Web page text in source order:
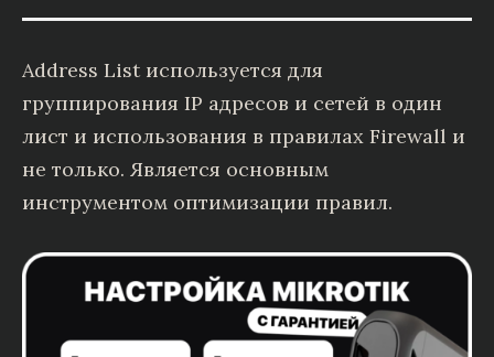
Address List используется для
группирования IP адресов и сетей в один
лист и использования в правилах Firewall и
не только. Является основным
инструментом оптимизации правил.